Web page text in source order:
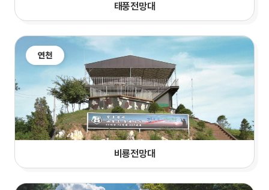
태풍전망대
연천
비룡전망대